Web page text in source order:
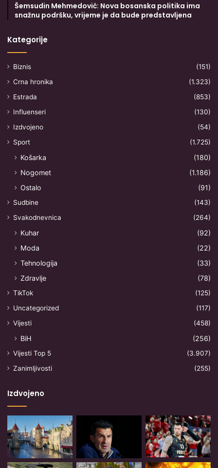
Šemsudin Mehmedović: Nova bosanska politika ima
snažnu podršku, vrijeme je da bude predstavljena
Kategorije
Biznis
(151)
Crna hronika
(1.323)
Estrada
(853)
Influenseri
(130)
Izdvojeno
(54)
Sport
(1.725)
Košarka
(180)
Nogomet
(1.186)
Ostalo
(91)
Sudbine
(143)
Svakodnevnica
(264)
Kuhar
(92)
Moda
(22)
Tehnologija
(33)
Zdravlje
(78)
TikTok
(125)
Uncategorized
(117)
Vijesti
(458)
BiH (256)
Vijesti Top 5
(3.907)
Zanimljivosti
(255)
Izdvojeno